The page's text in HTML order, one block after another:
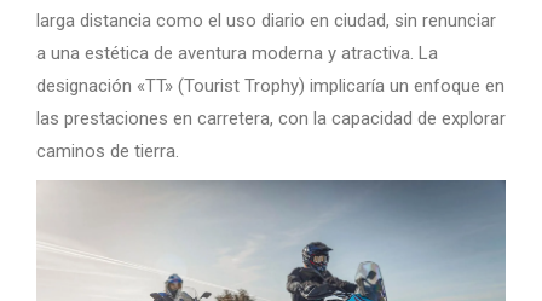
larga distancia como el uso diario en ciudad, sin renunciar
a una estética de aventura moderna y atractiva. La
designación «TT» (Tourist Trophy) implicaría un enfoque en
las prestaciones en carretera, con la capacidad de explorar
caminos de tierra.